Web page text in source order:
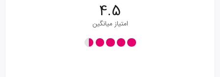
4.5
امتیاز میانگین